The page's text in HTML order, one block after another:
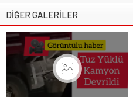
DİĞER GALERİLER